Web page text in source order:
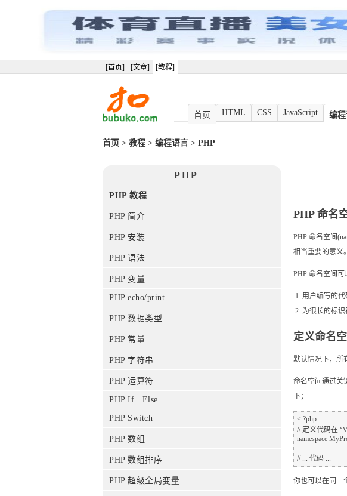
[首页] [文章] [教程]
首页 HTML CSS JavaScript 编
首页 > 教程 > 编程语言 > PHP
PHP
PHP 教程
PHP 简介
PHP 安装
PHP 语法
PHP 变量
PHP echo/print
PHP 数据类型
PHP 常量
PHP 字符串
PHP 运算符
PHP If...Else
PHP Switch
PHP 数组
PHP 数组排序
PHP 超级全局变量
PHP 命名
PHP 命名空间
相当重要的意义。
PHP 命名空间可
用户编写的代
为很长的标
定义命名
默认情况下，所
命名空间通过关
下；
< ?php
// 定义代码在
namespace
你也可以在同一